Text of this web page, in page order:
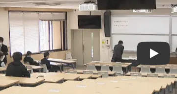
Play